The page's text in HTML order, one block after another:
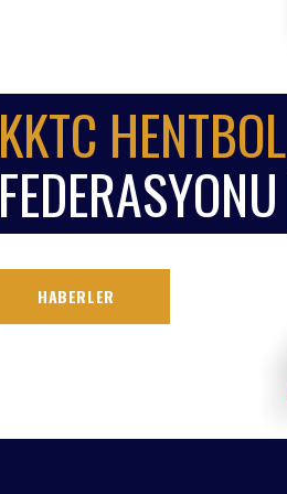
KKTC HENTBOL
FEDERASYONU
HABERLER